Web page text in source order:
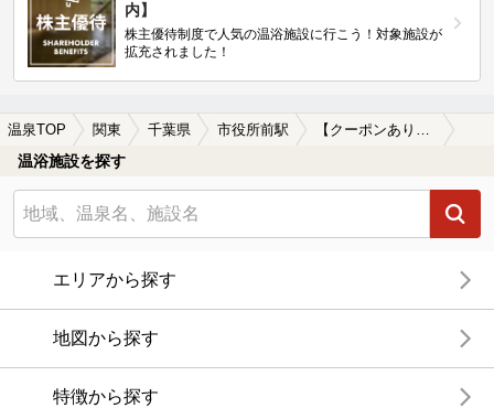
内】
株主優待制度で人気の温浴施設に行こう！対象施設が
拡充されました！
温泉TOP 関東 千葉県 市役所前駅 【クーポンあり】切り傷に効能がある市役所前駅近くの温泉、日帰り温泉、スーパー銭湯おすすめ
温浴施設を探す
エリアから探す
地図から探す
特徴から探す